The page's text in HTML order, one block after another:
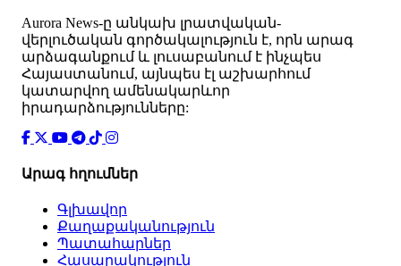
Аurora News-ը անկախ լրատվական-
վերլուծական գործակալություն է, որն արագ
արձագանքում և լուսաբանում է ինչպես
Հայաստանում, այնպես էլ աշխարհում
կատարվող ամենակարևոր
իրադարձությունները:
Արագ հղումներ
Գլխավոր
Քաղաքականություն
Պատահարներ
Հասարակություն